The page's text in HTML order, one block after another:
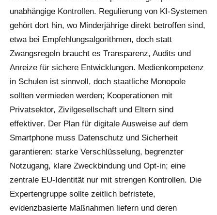
unabhängige Kontrollen. Regulierung von KI-Systemen
gehört dort hin, wo Minderjährige direkt betroffen sind,
etwa bei Empfehlungsalgorithmen, doch statt
Zwangsregeln braucht es Transparenz, Audits und
Anreize für sichere Entwicklungen. Medienkompetenz
in Schulen ist sinnvoll, doch staatliche Monopole
sollten vermieden werden; Kooperationen mit
Privatsektor, Zivilgesellschaft und Eltern sind
effektiver. Der Plan für digitale Ausweise auf dem
Smartphone muss Datenschutz und Sicherheit
garantieren: starke Verschlüsselung, begrenzter
Notzugang, klare Zweckbindung und Opt-in; eine
zentrale EU-Identität nur mit strengen Kontrollen. Die
Expertengruppe sollte zeitlich befristete,
evidenzbasierte Maßnahmen liefern und deren